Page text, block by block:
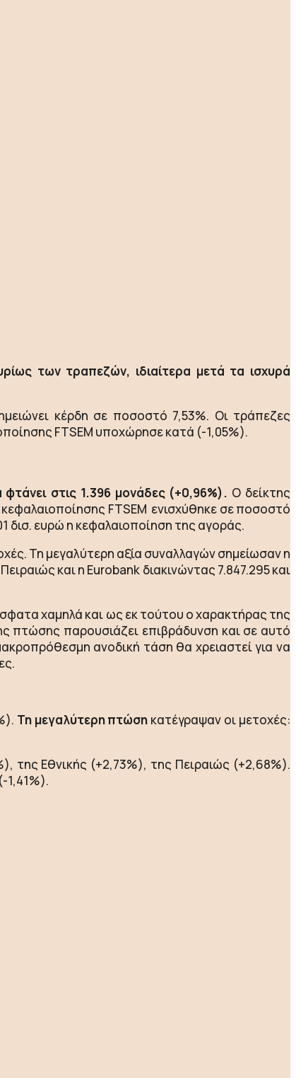
των τραπεζών, ιδιαίτερα μετά τα ισχυρά
κέρδη σε ποσοστό 7,53%. Οι τράπεζες
FTSEM υποχώρησε κατά (-1,05%).
στις 1.396 μονάδες (+0,96%). Ο δείκτης
FTSEM ενισχύθηκε σε ποσοστό
δισ. ευρώ η κεφαλαιοποίηση της αγοράς.
Τη μεγαλύτερη αξία συναλλαγών σημείωσαν η
και η Eurobank διακινώντας 7.847.295 και
χαμηλά και ως εκ τούτου ο χαρακτήρας της
πτώσης παρουσιάζει επιβράδυνση και σε αυτό
ανοδική τάση θα χρειαστεί για να
Τη μεγαλύτερη πτώση κατέγραψαν οι μετοχές:
της Εθνικής (+2,73%), της Πειραιώς (+2,68%).
1,41%).